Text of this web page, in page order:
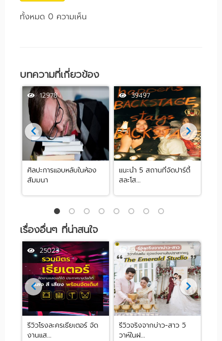
ทั้งหมด 0 ความเห็น
บทความที่เกี่ยวข้อง
12978
ศิลปะการแอบหลับในห้อง
สัมมนา
39497
แนะนำ 5 สถานที่จัดปาร์ตี้
สละโส...
เรื่องอื่นๆ ที่น่าสนใจ
25023
รีวิวโรงละครเธียเตอร์ จัด
งานแส...
9257
รีวิวจริงจากบ่าว-สาว วิ
วาห์ในฝ...